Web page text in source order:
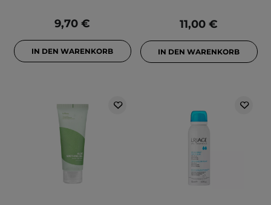
9,70 €
IN DEN WARENKORB
11,00 €
IN DEN WARENKORB